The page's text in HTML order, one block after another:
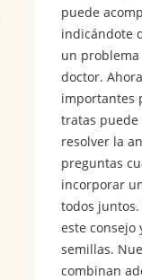
puede
indicándote
un problema
doctor.
importantes
tratas
resolver la
preguntas
incorporar
todos
este consejo
semillas.
combinan